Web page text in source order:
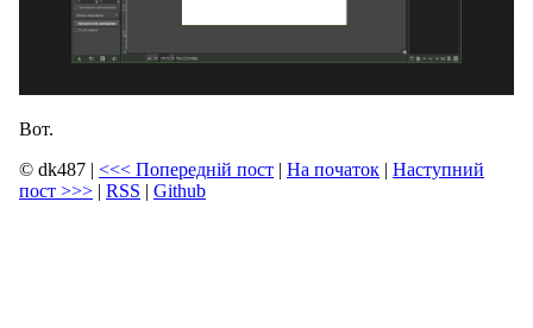
Вот.
© dk487 | <<< Попередній пост | На початок | Наступний
пост >>> | RSS | Github